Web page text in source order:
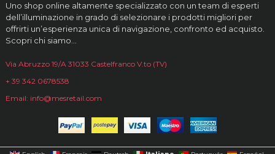
Uno shop online altamente specializzato con un team di esperti
dell’illuminazione in grado di selezionare i prodotti migliori per
offrirti un’esperienza unica di navigazione, confronto ed acquisto.
Scopri chi siamo…
Via Abruzzo 19/A 31033 Castelfranco V.to (TV)
+ 39 342 0678538
Email: info@mesretail.com